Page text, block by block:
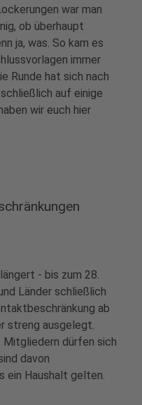
war man
ob überhaupt
ja, was. So kam es
immer
Runde hat sich nach
auf einige
wir euch hier
- bis zum 28.
Länder schließlich
ab
streng ausgelegt.
dürfen sich
davon
ein Haushalt gelten.